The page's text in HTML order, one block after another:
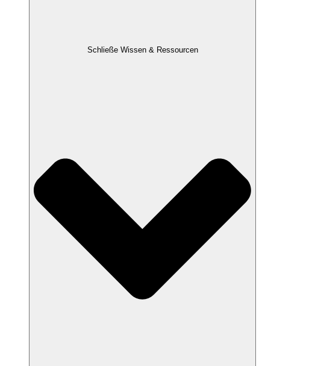
Schließe Wissen & Ressourcen